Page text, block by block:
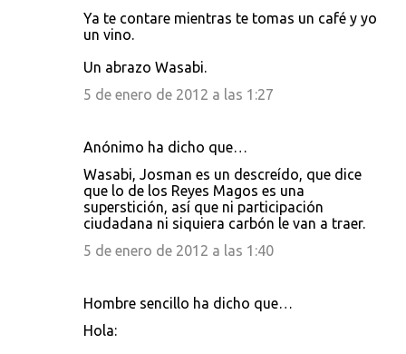
Ya te contare mientras te tomas un café y yo
un vino.
Un abrazo Wasabi.
5 de enero de 2012 a las 1:27
Anónimo ha dicho que…
Wasabi, Josman es un descreído, que dice
que lo de los Reyes Magos es una
superstición, así que ni participación
ciudadana ni siquiera carbón le van a traer.
5 de enero de 2012 a las 1:40
Hombre sencillo ha dicho que…
Hola: